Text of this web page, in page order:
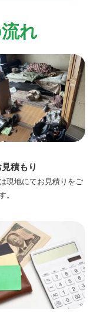
れ
積もり
現地にてお見積りをご
。